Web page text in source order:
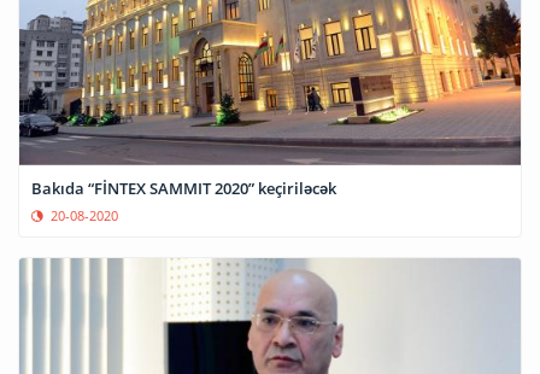
Bakıda “FİNTEX SAMMIT 2020” keçiriləcək
20-08-2020